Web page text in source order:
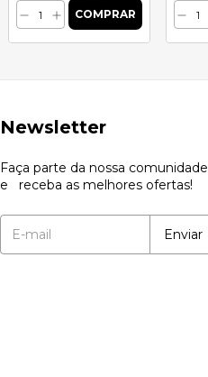
Newsletter
Faça parte da nossa comunidade
e receba as melhores ofertas!